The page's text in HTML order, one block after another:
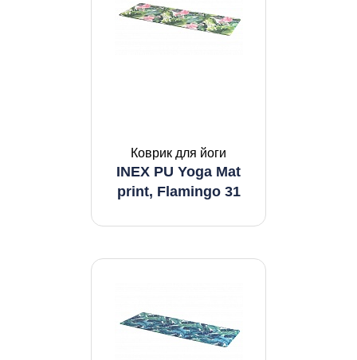
Коврик для йоги
INEX PU Yoga Mat
print, Flamingo 31